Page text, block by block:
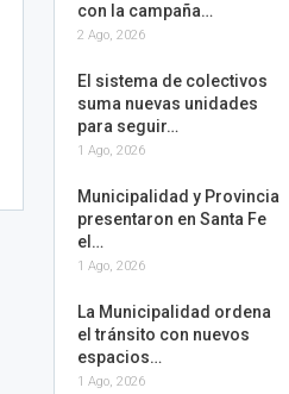
con la campaña…
2 Ago, 2026
El sistema de colectivos
suma nuevas unidades
para seguir…
1 Ago, 2026
Municipalidad y Provincia
presentaron en Santa Fe
el…
1 Ago, 2026
La Municipalidad ordena
el tránsito con nuevos
espacios…
1 Ago, 2026